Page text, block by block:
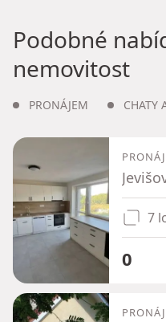
Podobné
nemovitost
PRONÁJEM CHATY
7
0